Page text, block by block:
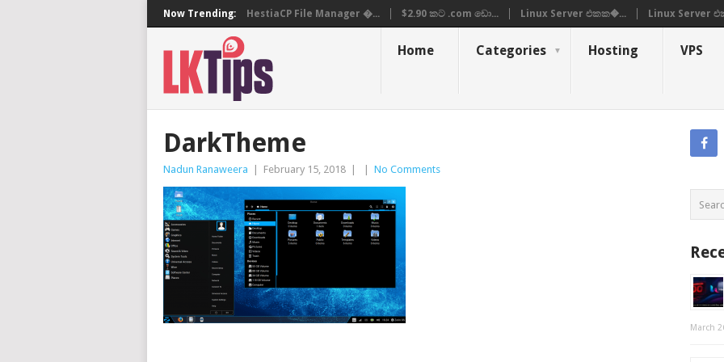
Now Trending: HestiaCP File Manager �... $2.90 කට .com ඩො... Linux Server එකක�... Linux Server
Home Categories Hosting VPS
DarkTheme
Nadun Ranaweera February 15, 2018 No Comments
March